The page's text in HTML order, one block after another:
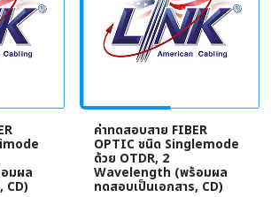
มผล
CD)
ค่าทดสอบสาย FIBER
OPTIC ชนิด Singlemode
ด้วย OTDR, 2
Wavelength (พร้อมผล
ทดสอบเป็นเอกสาร, CD)